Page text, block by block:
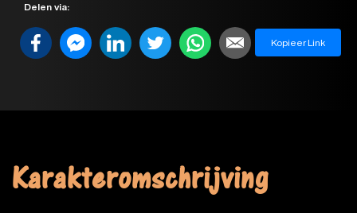
Delen via:
Kopieer Link
Karakteromschrijving